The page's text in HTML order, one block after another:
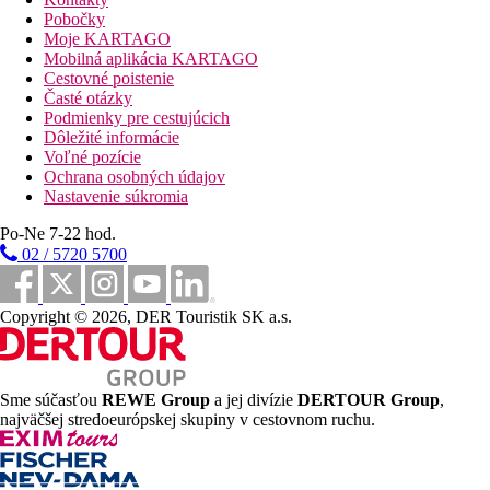
Jednolôžková izba
Dvojlôžková izba, výhľad mora:
Rodinná izba, Mezonet:
manželská posteľ na hornom poschodí a dve
jednolôžkové postele na spodnom poschodí
Junior Suita:priestrannejšia, oddelená spálňa od
obývacej časti
Dvojposteľová izba, Superior, Privátny bazén:
privátny bazén, izba iba pre dospelých
Suita, Executive, Privátny bazén:
Presidentská Suita:
obývacia izba, balkón s výhľadom na more
Pláž
piesočnato-kamienková pláž
lehátka a slnečníky za poplatok
Stravovanie
Raňajky
raňajky formou bufetu
Polpenzia
raňajky formou bufetu, večere formou servírvaného menu,
alebo bufetu (záleží na obsadenosti hotela)
Pobočky
Moje KARTAGO
Mobilná aplikácia KARTAGO
Cestovné poistenie
Časté otázky
Podmienky pre cestujúcich
Dôležité informácie
Voľné pozície
Ochrana osobných údajov
Nastavenie súkromia
Po-Ne 7-22 hod.
02 / 5720 5700
Copyright © 2026, DER Touristik SK a.s.
Sme súčasťou REWE Group a jej divízie DERTOUR Group,
najväčšej stredoeurópskej skupiny v cestovnom ruchu.